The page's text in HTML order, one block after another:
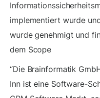
implementiert wurde
wurde genehmigt und
dem Scope
“Die Brainformatik
Inn ist eine Software-